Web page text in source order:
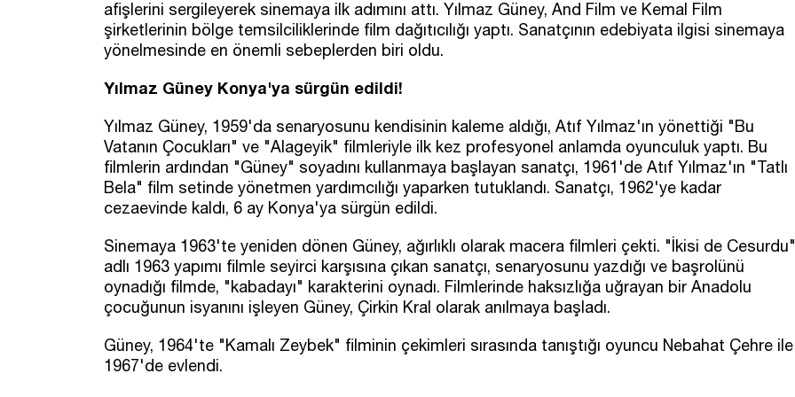
afişlerini sergileyerek sinemaya ilk adımını attı. Yılmaz Güney, And Film ve Kemal Film
şirketlerinin bölge temsilciliklerinde film dağıtıcılığı yaptı. Sanatçının edebiyata ilgisi sinemaya
yönelmesinde en önemli sebeplerden biri oldu.
Yılmaz Güney Konya'ya sürgün edildi!
Yılmaz Güney, 1959'da senaryosunu kendisinin kaleme aldığı, Atıf Yılmaz'ın yönettiği "Bu
Vatanın Çocukları" ve "Alageyik" filmleriyle ilk kez profesyonel anlamda oyunculuk yaptı. Bu
filmlerin ardından "Güney" soyadını kullanmaya başlayan sanatçı, 1961'de Atıf Yılmaz'ın "Tatlı
Bela" film setinde yönetmen yardımcılığı yaparken tutuklandı. Sanatçı, 1962'ye kadar
cezaevinde kaldı, 6 ay Konya'ya sürgün edildi.
Sinemaya 1963'te yeniden dönen Güney, ağırlıklı olarak macera filmleri çekti. "İkisi de Cesurdu"
adlı 1963 yapımı filmle seyirci karşısına çıkan sanatçı, senaryosunu yazdığı ve başrolünü
oynadığı filmde, "kabadayı" karakterini oynadı. Filmlerinde haksızlığa uğrayan bir Anadolu
çocuğunun isyanını işleyen Güney, Çirkin Kral olarak anılmaya başladı.
Güney, 1964'te "Kamalı Zeybek" filminin çekimleri sırasında tanıştığı oyuncu Nebahat Çehre ile
1967'de evlendi.